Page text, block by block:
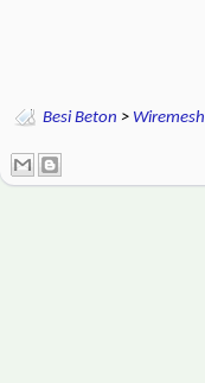
Besi Beton > Wiremesh